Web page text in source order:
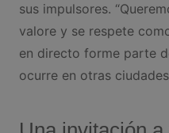
sus impulsores.
valore y se respete
en directo forme parte
ocurre en otras ciudades